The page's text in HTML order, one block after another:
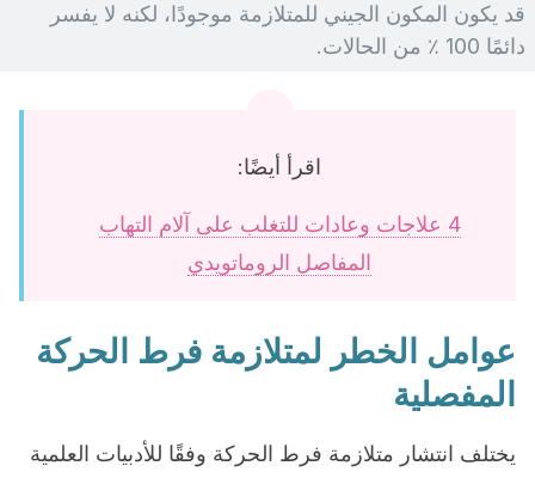
قد يكون المكون الجيني للمتلازمة موجودًا، لكنه لا يفسر
دائمًا 100 ٪ من الحالات.
اقرأ أيضًا:
4 علاجات وعادات للتغلب على آلام التهاب
المفاصل الروماتويدي
عوامل الخطر لمتلازمة فرط الحركة
المفصلية
يختلف انتشار متلازمة فرط الحركة وفقًا للأدبيات العلمية